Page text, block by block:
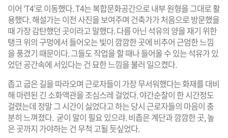
이어 ‘T4’로 이동했다. T4는 복합문화공간으로 내부 원형을 그대로 활
용했다. 해설가는 이전 사진을 보여주며 건축가가 처음으로 방문했을
때 가장 감탄했던 곳이라고 말했다. 다름 아닌 석유의 양을 재기 위한
탱크 위의 구멍에서 들어오는 빛이 깜깜한 곳에 비추어 근엄한 느낌
을 풍겼기 때문이다. 그들도 작업을 할 때나 들어올 수 있는 석유가 있
었던 공간속에 서있다는 건 묘한 느낌을 불러 일으켰다.
좁고 굽은 길을 따라오며 근로자들이 가장 무서워했다는 화재를 대비
해 마련된 긴 소화액관을 조심스레 걸었다. 야간순찰이 한 시간정도
걸렸는데 정말 그 시간이 싫었다고 하는 당시 근로자들의 마음이 충
분히 느껴졌다. 굳이 말이 필요 있으랴. 비좁은 계단과 깜깜한 곳, 높
은 곳까지 가야하는 건 무척 고될 듯싶었다.